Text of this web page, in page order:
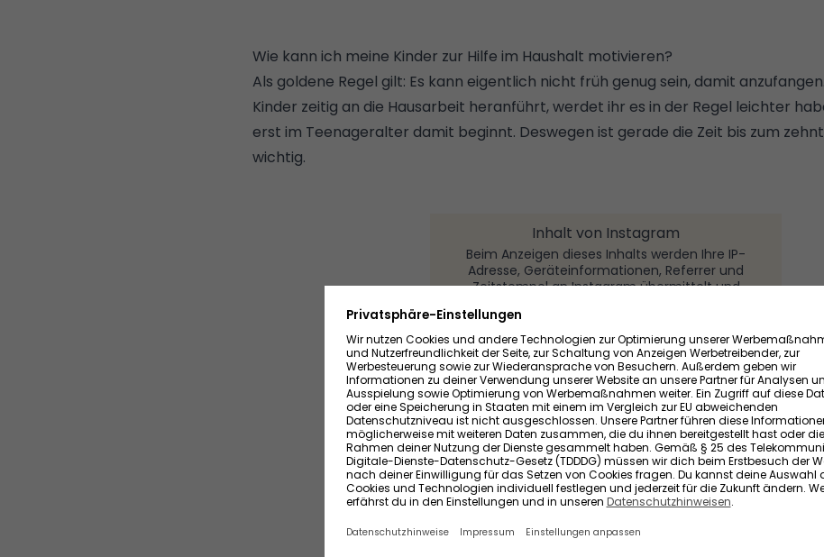
Wie kann ich meine Kinder zur Hilfe im Haushalt motivieren?
Als goldene Regel gilt: Es kann eigentlich nicht früh genug sein, damit
Kinder zeitig an die Hausarbeit heranführt, werdet ihr es in der Regel leichter
erst im Teenageralter damit beginnt. Deswegen ist gerade die Zeit bis zum
wichtig.
Inhalt von Instagram
Beim Anzeigen dieses Inhalts werden Ihre IP-
Adresse, Geräteinformationen, Referrer und
Zeitstempel an Instagram übermittelt und
auch zu eigenen Zwecken, insbesondere zur
Analyse des Nutzungsverhaltens zu
Marktforschungs- und Marketing-Zwecken,
dienen. Ein Zugriff auf diese Daten aus oder eine
Speicherung in Staaten mit einem im Vergleich
zur EU abweichenden Datenschutzniveau ist
nicht ausgeschlossen.
INSTAGRAM ANZEIGEN
Weitere Informationen finden Sie in
unseremConsent Banner